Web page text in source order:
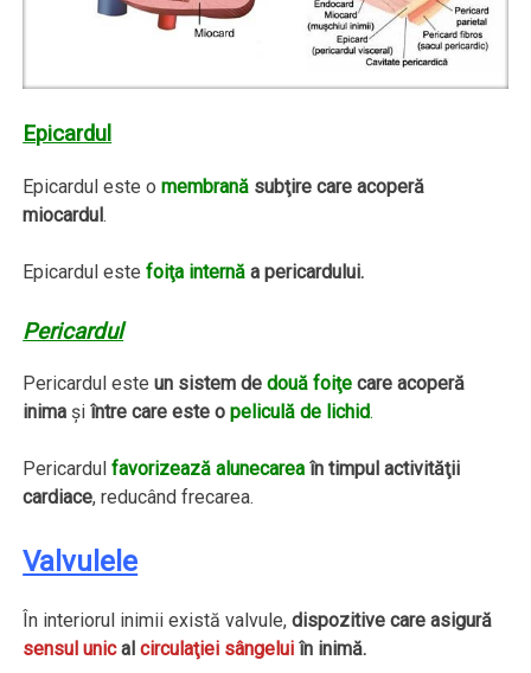
Epicardul
Epicardul este omembrană subţire care acoperă
miocardul.
Epicardul estefoiţa internă a pericardului.
Pericardul
Pericardul esteun sistem dedouă foiţe care acoperă
inima şiîntre care este opeliculă de lichid.
Pericardulfavorizează alunecarea în timpul activităţii
cardiace, reducând frecarea.
Valvulele
În interiorul inimii există valvule,dispozitive care asigură
sensul unical circulaţiei sângelui în inimă.